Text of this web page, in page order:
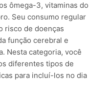
ômega-3, vitaminas do
Seu consumo regular
risco de doenças
função cerebral e
Nesta categoria, você
diferentes tipos de
para incluí-los no dia